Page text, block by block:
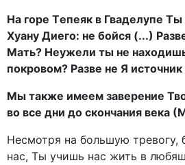
На горе Tепеяк в Гваделупе Ты
Хуану Диего: не бойся (...)
Мать? Неужели ты не
покровом? Разве не Я
Мы также имеем заверение
во все дни до скончания века
Несмотря на большую тревогу,
нас, Ты учишь нас жить в